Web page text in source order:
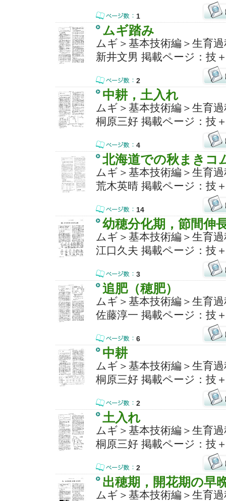
1
ムギ踏み
ムギ＞基本技術編＞生育
新井文男 掲載ページ：技
2
中耕，土入れ
ムギ＞基本技術編＞生育
桐原三好 掲載ページ：技
4
北海道での秋まきコ
ムギ＞基本技術編＞生育
荒木英晴 掲載ページ：技
14
幼穂分化期，節間伸
ムギ＞基本技術編＞生育
江口久夫 掲載ページ：技
3
追肥（穂肥）
ムギ＞基本技術編＞生育
佐藤淳一 掲載ページ：技
6
中耕
ムギ＞基本技術編＞生育
桐原三好 掲載ページ：技
2
土入れ
ムギ＞基本技術編＞生育
桐原三好 掲載ページ：技
2
出穂期，開花期の早
ムギ＞基本技術編＞生育